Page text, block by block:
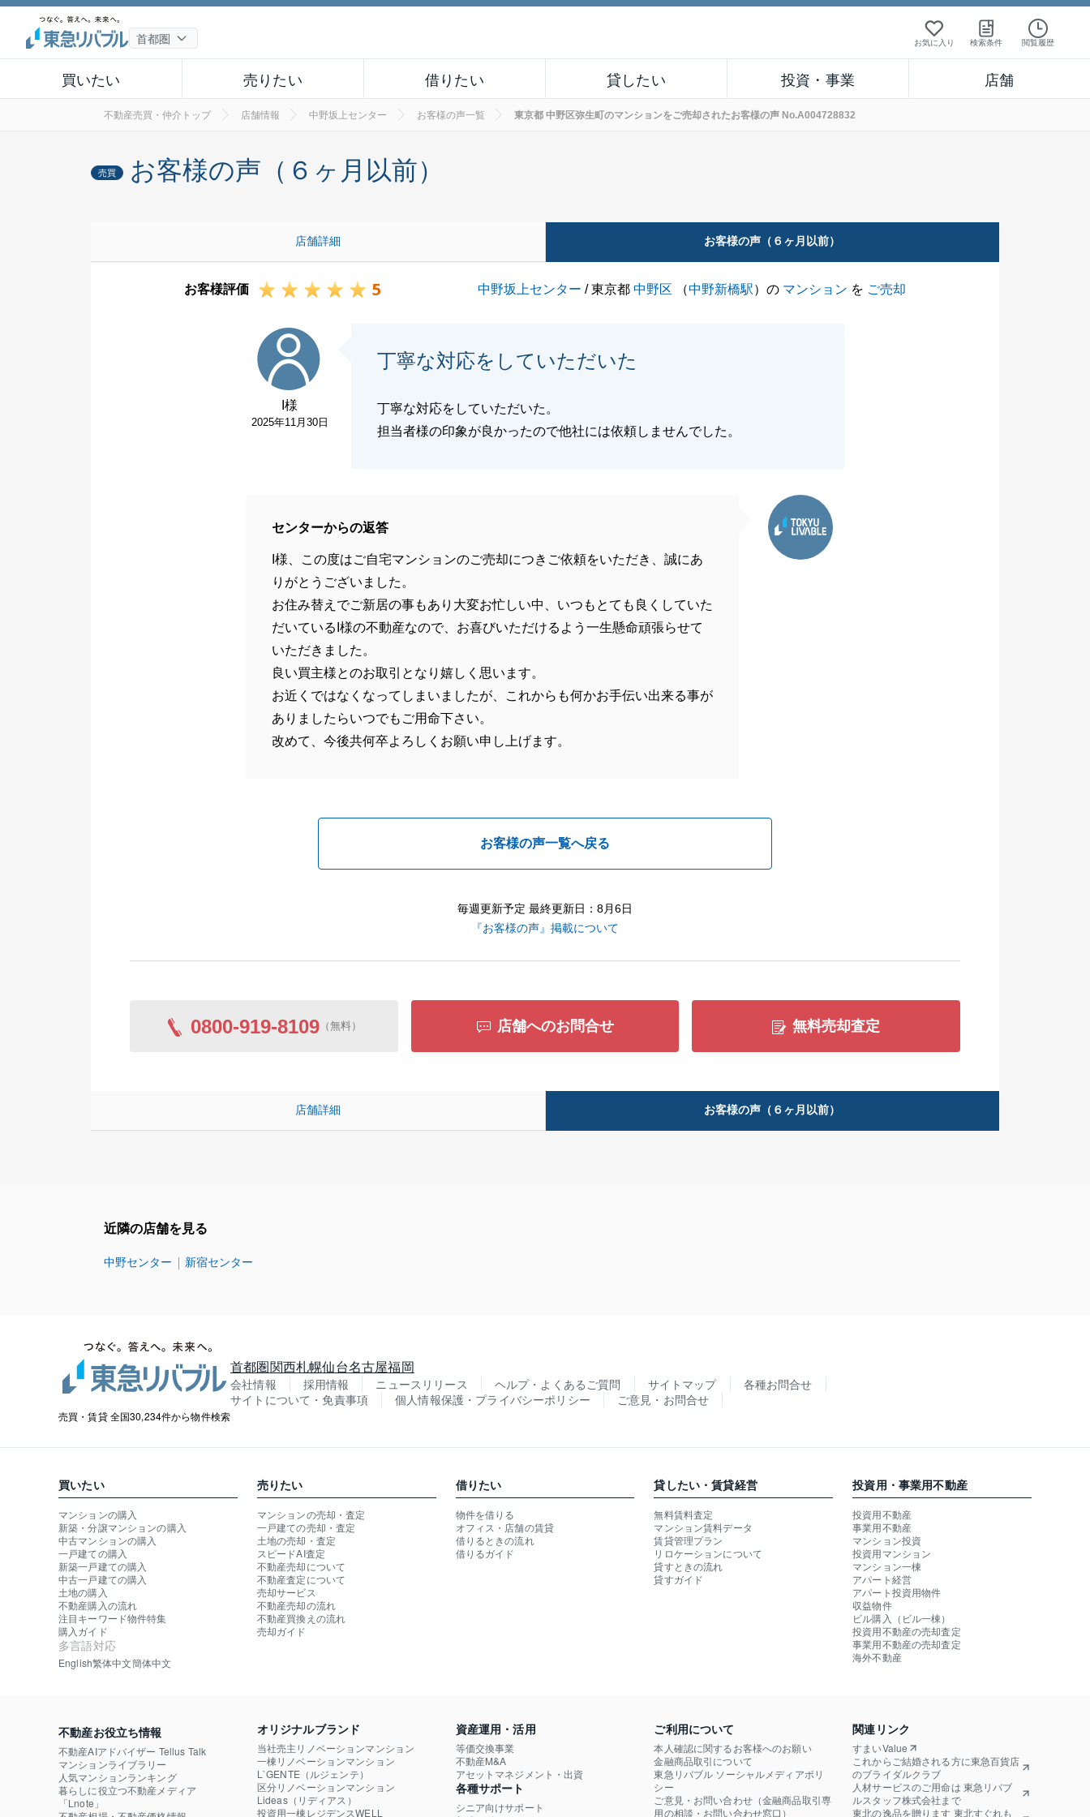
お気に入り 検索条件 閲覧履歴
買いたい 売りたい 借りたい 貸したい 投資・事業 店舗
不動産売買・仲介トップ 店舗情報 中野坂上センター お客様の声一覧 東京都 中野区弥生町のマンションをご売却されたお客様の声 No.A004728832
売買 お客様の声（６ヶ月以前）
店舗詳細 お客様の声（６ヶ月以前）
お客様評価 5 中野坂上センター / 東京都中野区 （中野新橋駅）の マンション を ご売却
I様
2025年11月30日
丁寧な対応をしていただいた
丁寧な対応をしていただいた。
担当者様の印象が良かったので他社には依頼しませんでした。
センターからの返答
I様、この度はご自宅マンションのご売却につきご依頼をいただき、誠にあ
りがとうございました。
お住み替えでご新居の事もあり大変お忙しい中、いつもとても良くしていた
だいているI様の不動産なので、お喜びいただけるよう一生懸命頑張らせて
いただきました。
良い買主様とのお取引となり嬉しく思います。
お近くではなくなってしまいましたが、これからも何かお手伝い出来る事が
ありましたらいつでもご用命下さい。
改めて、今後共何卒よろしくお願い申し上げます。
お客様の声一覧へ戻る
毎週更新予定 最終更新日：8月6日
『お客様の声』掲載について
0800-919-8109 （無料） 店舗へのお問合せ 無料売却査定
店舗詳細 お客様の声（６ヶ月以前）
近隣の店舗を見る
中野センター 新宿センター
売買・賃貸 全国30,234件から物件検索
首都圏関西札幌仙台名古屋福岡
会社情報 採用情報 ニュースリリース ヘルプ・よくあるご質問 サイトマップ
各種お問合せ
サイトについて・免責事項
個人情報保護・プライバシーポリシー ご意見・お問合せ
買いたい
マンションの購入
新築・分譲マンションの購入
中古マンションの購入
一戸建ての購入
新築一戸建ての購入
中古一戸建ての購入
土地の購入
不動産購入の流れ
注目キーワード物件特集
購入ガイド
多言語対応
English繁体中文簡体中文
売りたい
マンションの売却・査定
一戸建ての売却・査定
土地の売却・査定
スピードAI査定
不動産売却について
不動産査定について
売却サービス
不動産売却の流れ
不動産買換えの流れ
売却ガイド
借りたい
物件を借りる
オフィス・店舗の賃貸
借りるときの流れ
借りるガイド
貸したい・賃貸経営
無料賃料査定
マンション賃料データ
賃貸管理プラン
リロケーションについて
貸すときの流れ
貸すガイド
投資用・事業用不動産
投資用不動産
事業用不動産
マンション投資
投資用マンション
マンション一棟
アパート経営
アパート投資用物件
収益物件
ビル購入（ビル一棟）
投資用不動産の売却査定
事業用不動産の売却査定
海外不動産
不動産お役立ち情報
不動産AIアドバイザー Tellus Talk
マンションライブラリー
人気マンションランキング
暮らしに役立つ不動産メディア
「Lnote」
オリジナルブランド
当社売主リノベーションマンション
一棟リノベーションマンション
L`GENTE（ルジェンテ）
区分リノベーションマンション
Lideas（リディアス）
投資用一棟レジデンスWELL
資産運用・活用
等価交換事業
不動産M&A
アセットマネジメント・出資
各種サポート
シニア向けサポート
ご利用について
本人確認に関するお客様へのお願い
金融商品取引について
東急リバブル ソーシャルメディアポリ
シー
ご意見・お問い合わせ（金融商品取引専
用の相談・お問い合わせ窓口）
関連リンク
すまいValue
これからご結婚される方に東急百貨店
のブライダルクラブ
人材サービスのご用命は 東急リバブ
ルスタッフ株式会社まで
東北の逸品を贈ります 東北すぐれも